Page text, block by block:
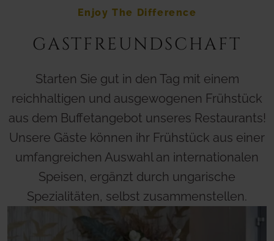
Enjoy The Difference
GASTFREUNDSCHAFT
Starten Sie gut in den Tag mit einem
reichhaltigen und ausgewogenen Frühstück
aus dem Buffetangebot unseres Restaurants!
Unsere Gäste können ihr Frühstück aus einer
umfangreichen Auswahl an internationalen
Speisen, ergänzt durch ungarische
Spezialitäten, selbst zusammenstellen.